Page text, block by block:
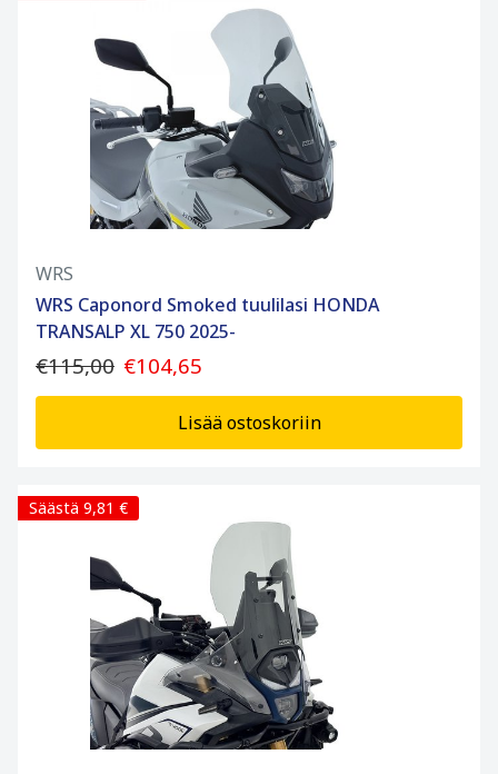
WRS
WRS Caponord Smoked tuulilasi HONDA
TRANSALP XL 750 2025-
€115,00 €104,65
Lisää ostoskoriin
Säästä 9,81 €